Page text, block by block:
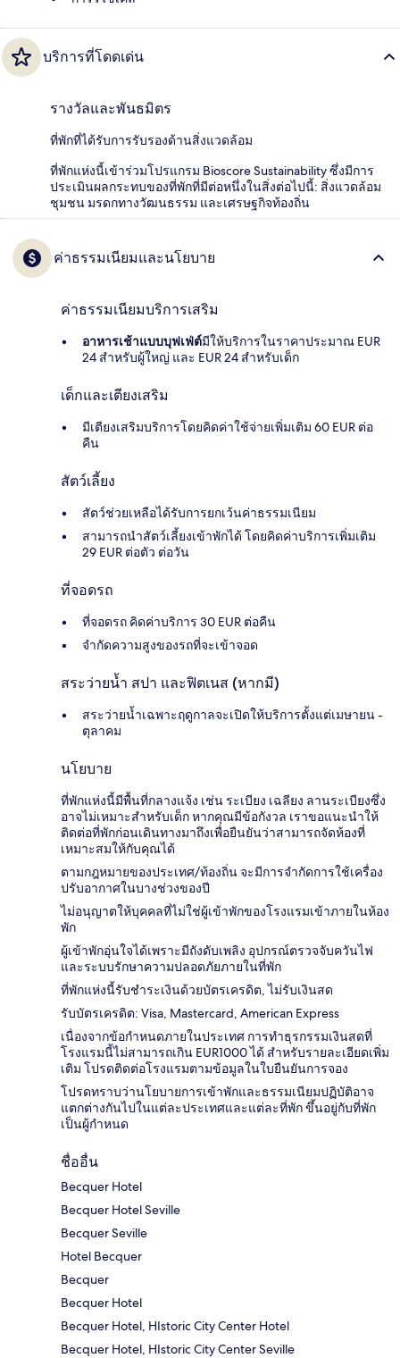
บริการที่โดดเด่น
รางวัลและพันธมิตร
ที่พักที่ได้รับการรับรองด้านสิ่งแวดล้อม
ที่พักแห่งนี้เข้าร่วมโปรแกรม Bioscore Sustainability ซึ่งมีการ
ประเมินผลกระทบของที่พักที่มีต่อหนึ่งในสิ่งต่อไปนี้: สิ่งแวดล้อม
ชุมชน มรดกทางวัฒนธรรม และเศรษฐกิจท้องถิ่น
ค่าธรรมเนียมและนโยบาย
ค่าธรรมเนียมบริการเสริม
อาหารเช้าแบบบุฟเฟ่ต์มีให้บริการในราคาประมาณ EUR
24 สำหรับผู้ใหญ่ และ EUR 24 สำหรับเด็ก
เด็กและเตียงเสริม
มีเตียงเสริมบริการโดยคิดค่าใช้จ่ายเพิ่มเติม 60 EUR ต่อ
คืน
สัตว์เลี้ยง
สัตว์ช่วยเหลือได้รับการยกเว้นค่าธรรมเนียม
สามารถนำสัตว์เลี้ยงเข้าพักได้ โดยคิดค่าบริการเพิ่มเติม
29 EUR ต่อตัว ต่อวัน
ที่จอดรถ
ที่จอดรถ คิดค่าบริการ 30 EUR ต่อคืน
จำกัดความสูงของรถที่จะเข้าจอด
สระว่ายน้ำ สปา และฟิตเนส (หากมี)
สระว่ายน้ำเฉพาะฤดูกาลจะเปิดให้บริการตั้งแต่เมษายน -
ตุลาคม
นโยบาย
ที่พักแห่งนี้มีพื้นที่กลางแจ้ง เช่น ระเบียง เฉลียง ลานระเบียงซึ่ง
อาจไม่เหมาะสำหรับเด็ก หากคุณมีข้อกังวล เราขอแนะนำให้
ติดต่อที่พักก่อนเดินทางมาถึงเพื่อยืนยันว่าสามารถจัดห้องที่
เหมาะสมให้กับคุณได้
ตามกฎหมายของประเทศ/ท้องถิ่น จะมีการจำกัดการใช้เครื่อง
ปรับอากาศในบางช่วงของปี
ไม่อนุญาตให้บุคคลที่ไม่ใช่ผู้เข้าพักของโรงแรมเข้าภายในห้อง
พัก
ผู้เข้าพักอุ่นใจได้เพราะมีถังดับเพลิง อุปกรณ์ตรวจจับควันไฟ
และระบบรักษาความปลอดภัยภายในที่พัก
ที่พักแห่งนี้รับชำระเงินด้วยบัตรเครดิต, ไม่รับเงินสด
รับบัตรเครดิต: Visa, Mastercard, American Express
เนื่องจากข้อกำหนดภายในประเทศ การทำธุรกรรมเงินสดที่
โรงแรมนี้ไม่สามารถเกิน EUR1000 ได้ สำหรับรายละเอียดเพิ่ม
เติม โปรดติดต่อโรงแรมตามข้อมูลในใบยืนยันการจอง
โปรดทราบว่านโยบายการเข้าพักและธรรมเนียมปฏิบัติอาจ
แตกต่างกันไปในแต่ละประเทศและแต่ละที่พัก ขึ้นอยู่กับที่พัก
เป็นผู้กำหนด
ชื่ออื่น
Becquer Hotel
Becquer Hotel Seville
Becquer Seville
Hotel Becquer
Becquer
Becquer Hotel
Becquer Hotel, HIstoric City Center Hotel
Becquer Hotel, HIstoric City Center Seville